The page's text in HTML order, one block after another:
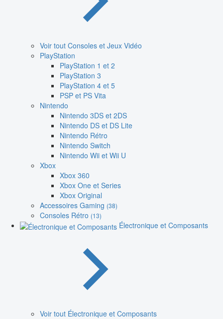
Voir tout Consoles et Jeux Vidéo
PlayStation
PlayStation 1 et 2
PlayStation 3
PlayStation 4 et 5
PSP et PS Vita
Nintendo
Nintendo 3DS et 2DS
Nintendo DS et DS Lite
Nintendo Rétro
Nintendo Switch
Nintendo Wii et Wii U
Xbox
Xbox 360
Xbox One et Series
Xbox Original
Accessoires Gaming (38)
Consoles Rétro (13)
Électronique et Composants
Voir tout Électronique et Composants